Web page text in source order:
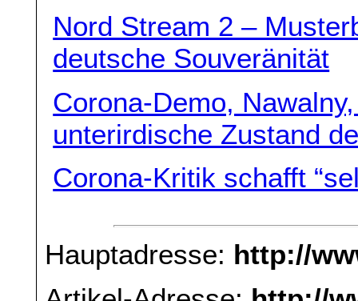
Nord Stream 2 –
deutsche Souveränität
Corona-Demo,
unterirdische Zustand
Corona-Kritik schafft
Hauptadresse: http://